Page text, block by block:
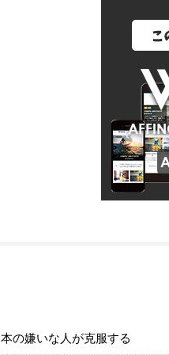
本の嫌いな人が克服する